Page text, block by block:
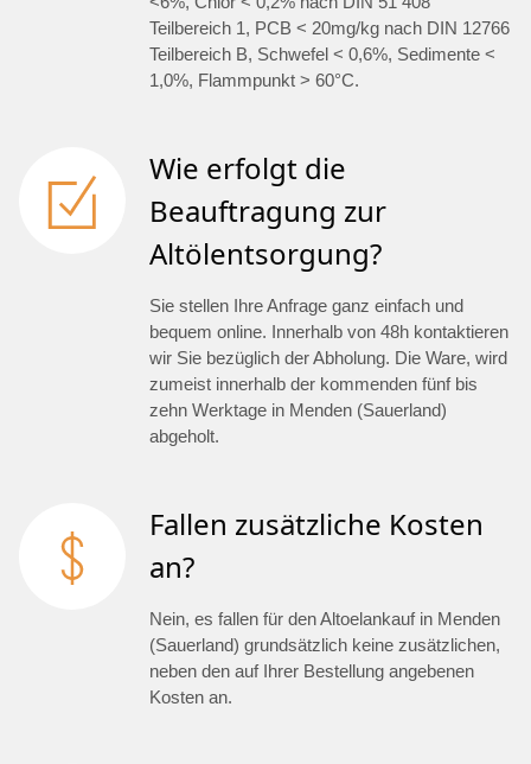
Teilbereich 1, PCB < 20mg/kg nach DIN 12766
Teilbereich B, Schwefel < 0,6%, Sedimente <
1,0%, Flammpunkt > 60°C.
Wie erfolgt die
Beauftragung zur
Altölentsorgung?
Sie stellen Ihre Anfrage ganz einfach und
bequem online. Innerhalb von 48h kontaktieren
wir Sie bezüglich der Abholung. Die Ware, wird
zumeist innerhalb der kommenden fünf bis
zehn Werktage in Menden (Sauerland)
abgeholt.
Fallen zusätzliche Kosten
an?
Nein, es fallen für den Altoelankauf in Menden
(Sauerland) grundsätzlich keine zusätzlichen,
neben den auf Ihrer Bestellung angebenen
Kosten an.